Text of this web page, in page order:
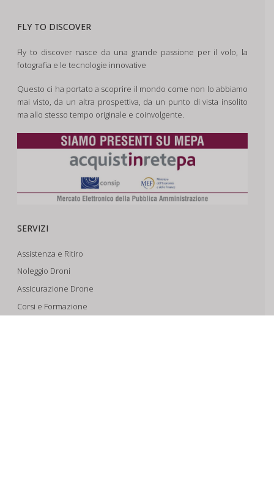
FLY TO DISCOVER
Fly to discover nasce da una grande passione per il volo, la
fotografia e le tecnologie innovative
Questo ci ha portato a scoprire il mondo come non lo abbiamo
mai visto, da un altra prospettiva, da un punto di vista insolito
ma allo stesso tempo originale e coinvolgente.
SERVIZI
Assistenza e Ritiro
Noleggio Droni
Assicurazione Drone
Corsi e Formazione